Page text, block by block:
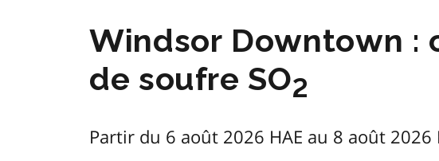
Windsor Downtown :
de soufre SO2
Partir du 6 août 2026 HAE au 8 août 2026